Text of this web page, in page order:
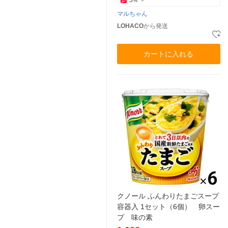
マルちゃん
LOHACOから発送
カートに入れる
クノール ふんわりたまごスープ
容器入 1セット（6個） 卵スー
プ 味の素